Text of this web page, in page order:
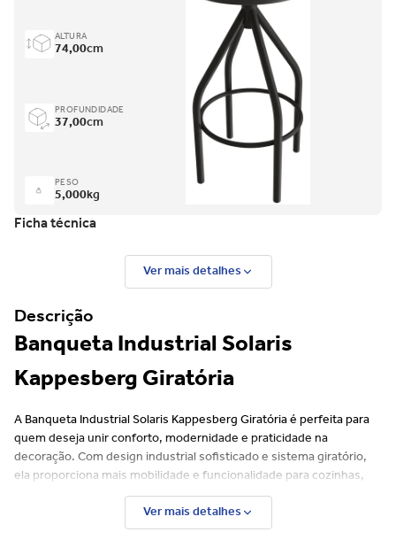
ALTURA
74,00cm
PROFUNDIDADE
37,00cm
PESO
5,000kg
Ficha técnica
Ver mais detalhes
Descrição
Banqueta Industrial Solaris
Kappesberg Giratória
A Banqueta Industrial Solaris Kappesberg Giratória é perfeita para
quem deseja unir conforto, modernidade e praticidade na
decoração. Com design industrial sofisticado e sistema giratório,
ela proporciona mais mobilidade e funcionalidade para cozinhas,
áreas gourmet, bancadas e espaços modernos.
Produzida com estrutura em metal resistente e acabamento em
Ver mais detalhes